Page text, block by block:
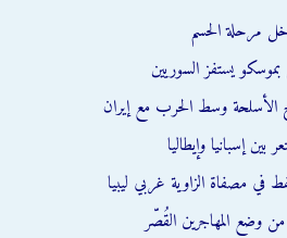
مرحلة الحسم
يستفز السوريين
الأسلحة وسط الحرب مع إيران
إسبانيا وإيطاليا
مصفاة الزاوية غربي ليبيا
وضع المهاجرين القُصّر